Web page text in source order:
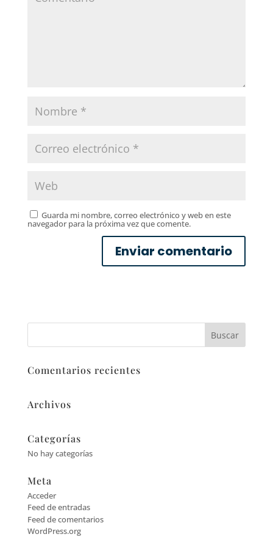
Guarda mi nombre, correo electrónico y web en este
navegador para la próxima vez que comente.
Comentarios recientes
Archivos
Categorías
No hay categorías
Meta
Acceder
Feed de entradas
Feed de comentarios
WordPress.org